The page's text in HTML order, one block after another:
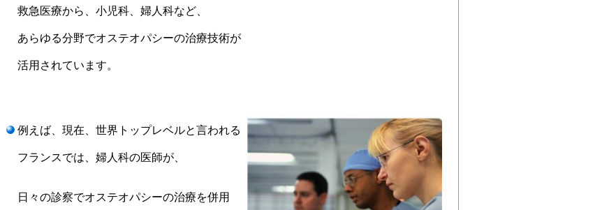
救急医療から、小児科、婦人科など、
あらゆる分野でオステオパシーの治療技術が
活用されています。
例えば、現在、世界トップレベルと言われる
フランスでは、婦人科の医師が、
日々の診察でオステオパシーの治療を併用